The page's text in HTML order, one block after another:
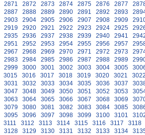
2871 2872 2873 2874 2875 2876 2877
2887 2888 2889 2890 2891 2892 2893
2903 2904 2905 2906 2907 2908 2909
2919 2920 2921 2922 2923 2924 2925
2935 2936 2937 2938 2939 2940 2941
2951 2952 2953 2954 2955 2956 2957
2967 2968 2969 2970 2971 2972 2973
2983 2984 2985 2986 2987 2988 2989
2999 3000 3001 3002 3003 3004 3005
3015 3016 3017 3018 3019 3020 3021
3031 3032 3033 3034 3035 3036 3037
3047 3048 3049 3050 3051 3052 3053
3063 3064 3065 3066 3067 3068 3069
3079 3080 3081 3082 3083 3084 3085
3095 3096 3097 3098 3099 3100 3101
3111 3112 3113 3114 3115 3116 3117
3118
3128 3129 3130 3131 3132 3133 3134